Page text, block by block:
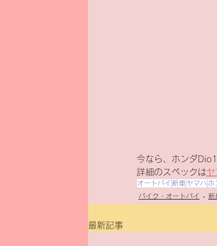
今なら、ホンダ
詳細のスペックはヤ
オートバイ 新車 ヤマハ ホ
バイク・オートバイ
新
最新記事